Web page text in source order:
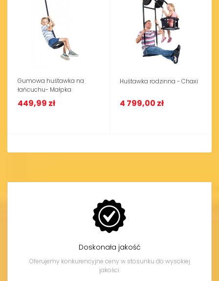
Gumowa huśtawka na
łańcuchu- Małpka
449,99 zł
Huśtawka rodzinna - Chaxi
4 799,00 zł
Doskonała jakość
Oferujemy konkurencyjne ceny w stosunku do wysokiej
jakości.